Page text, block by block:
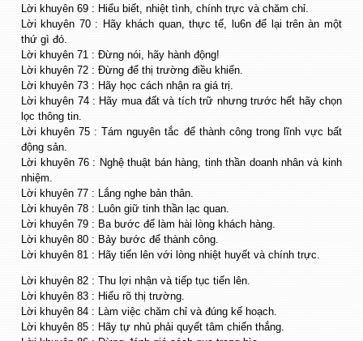
Lời khuyên 69 : Hiểu biết, nhiệt tình, chính trực và chăm chỉ.
Lời khuyên 70 : Hãy khách quan, thực tế, lu6n để lại trên àn một
thứ gì đó.
Lời khuyên 71 : Đừng nói, hãy hành động!
Lời khuyên 72 : Đừng để thị trường điều khiển.
Lời khuyên 73 : Hãy học cách nhận ra giá trị.
Lời khuyên 74 : Hãy mua đất và tích trữ nhưng trước hết hãy chọn
lọc thông tin.
Lời khuyên 75 : Tám nguyên tắc để thành công trong lĩnh vực bất
động sản.
Lời khuyên 76 : Nghệ thuật bán hàng, tinh thần doanh nhân và kinh
nhiệm.
Lời khuyên 77 : Lắng nghe bản thân.
Lời khuyên 78 : Luôn giữ tinh thần lạc quan.
Lời khuyên 79 : Ba bước để làm hài lòng khách hàng.
Lời khuyên 80 : Bảy bước để thành công.
Lời khuyên 81 : Hãy tiến lên với lòng nhiệt huyết và chính trực.
Lời khuyên 82 : Thu lợi nhận và tiếp tục tiến lên.
Lời khuyên 83 : Hiểu rõ thị trường.
Lời khuyên 84 : Làm việc chăm chỉ và đúng kế hoạch.
Lời khuyên 85 : Hãy tự nhủ phải quyết tâm chiến thắng.